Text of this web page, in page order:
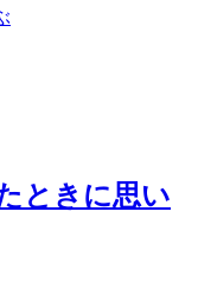
ときに思い